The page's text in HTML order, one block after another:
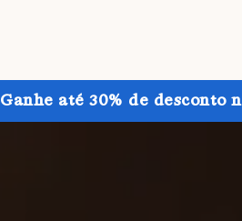
Ganhe até 30% de desconto